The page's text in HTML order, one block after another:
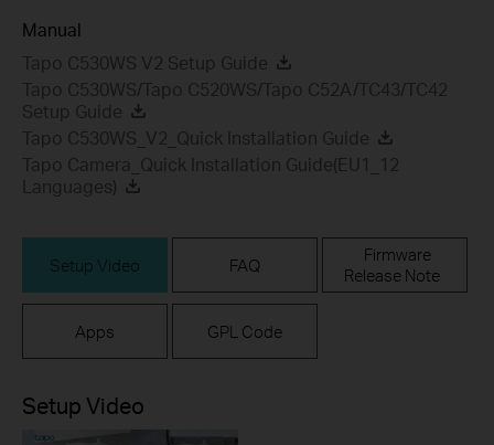
Manual
Tapo C530WS V2 Setup Guide
Tapo C530WS/Tapo C520WS/Tapo C52A/TC43/TC42
Setup Guide
Tapo C530WS_V2_Quick Installation Guide
Tapo Camera_Quick Installation Guide(EU1_12
Languages)
Setup Video FAQ
Firmware
Release Note
Apps GPL Code
Setup Video